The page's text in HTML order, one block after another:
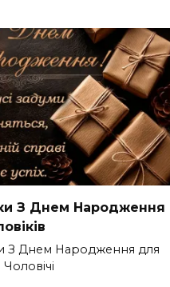
З Днем Народження
З Днем Народження для
Чоловічі